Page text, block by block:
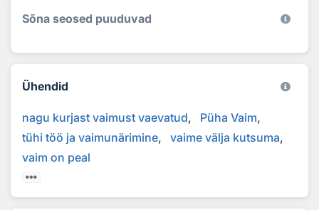
Sõna seosed puuduvad
Ühendid
nagu kurjast vaimust vaevatud
Püha Vaim
tühi töö ja vaimunärimine
vaime välja kutsuma
vaim on peal